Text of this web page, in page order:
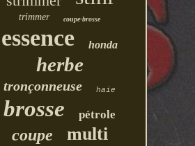
trimmer coupe-brosse
essence honda
herbe
tronçonneuse haie
brosse pétrole
coupe multi